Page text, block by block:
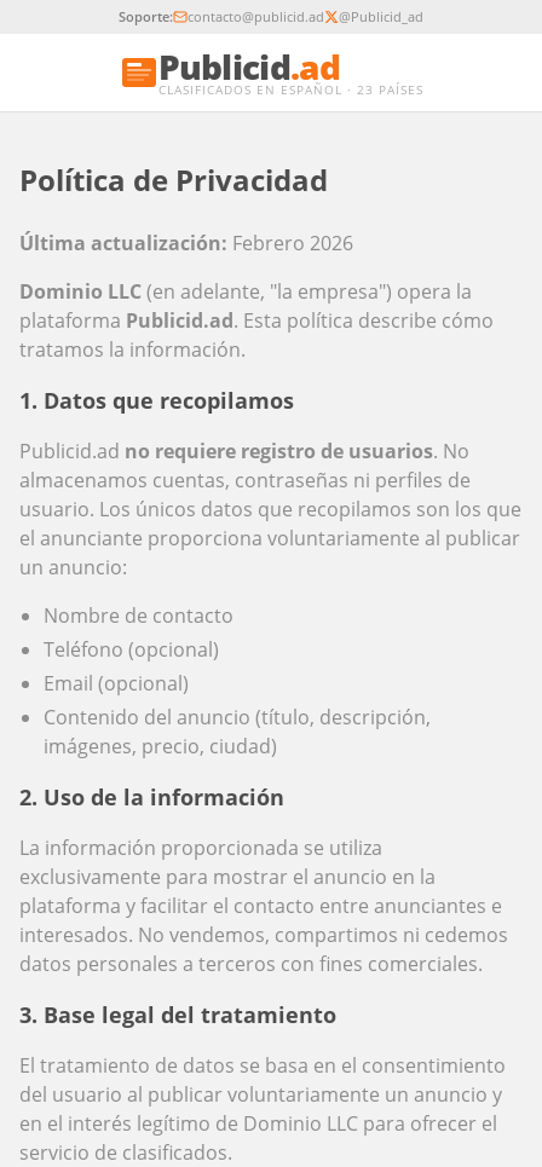
Soporte: contacto@publicid.ad @Publicid_ad
Publicid.ad
CLASIFICADOS EN ESPAÑOL · 23 PAÍSES
Política de Privacidad
Última actualización: Febrero 2026
Dominio LLC(en adelante, "la empresa") opera la
plataforma Publicid.ad. Esta política describe cómo
tratamos la información.
1. Datos que recopilamos
Publicid.ad no requiere registro de usuarios. No
almacenamos cuentas, contraseñas ni perfiles de
usuario. Los únicos datos que recopilamos son los que
el anunciante proporciona voluntariamente al publicar
un anuncio:
Nombre de contacto
Teléfono (opcional)
Email (opcional)
Contenido del anuncio (título, descripción,
imágenes, precio, ciudad)
2. Uso de la información
La información proporcionada se utiliza
exclusivamente para mostrar el anuncio en la
plataforma y facilitar el contacto entre anunciantes e
interesados. No vendemos, compartimos ni cedemos
datos personales a terceros con fines comerciales.
3. Base legal del tratamiento
El tratamiento de datos se basa en el consentimiento
del usuario al publicar voluntariamente un anuncio y
en el interés legítimo de Dominio LLC para ofrecer el
servicio de clasificados.